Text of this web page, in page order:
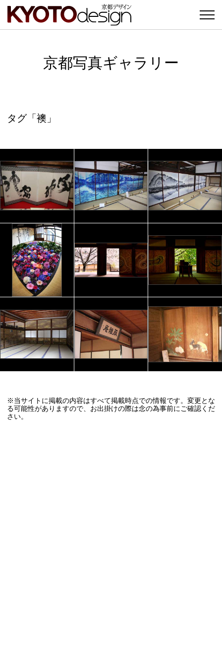
京都写真ギャラリー
タグ「襖」
※当サイトに掲載の内容はすべて掲載時点での情報です。変更とな
る可能性がありますので、お出掛けの際は念の為事前にご確認くだ
さい。